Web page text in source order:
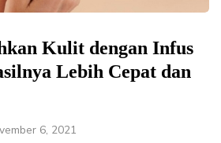
Kulit dengan Infus
Lebih Cepat dan
6, 2021